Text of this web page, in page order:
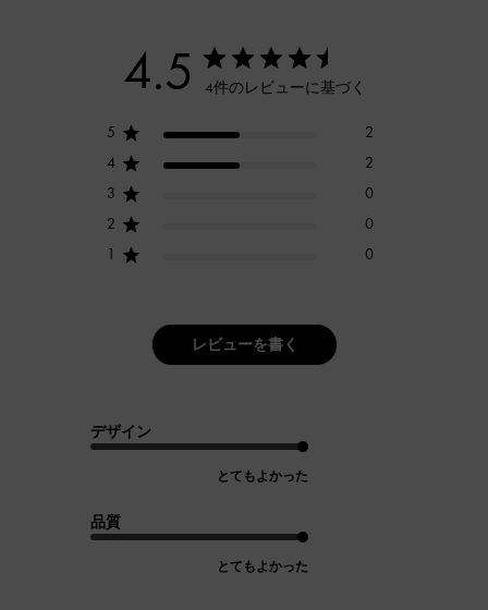
4.5 4件のレビューに基づく
5
2
4
2
3
0
2
0
1
0
レビューを書く
デザイン
とてもよかった
品質
とてもよかった